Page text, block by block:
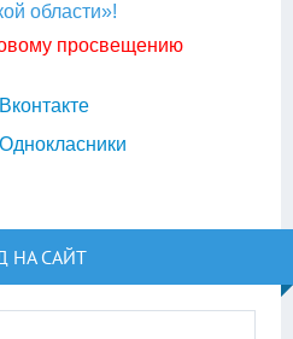
области»!
просвещению
НА САЙТ